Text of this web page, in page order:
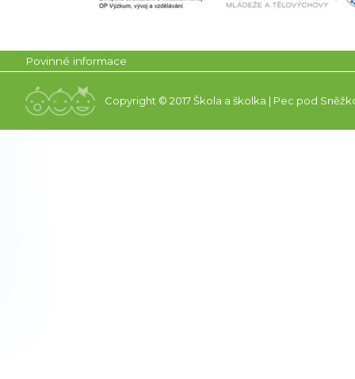
Povinné informace
Copyright © 2017 Škola a školka | Pec pod